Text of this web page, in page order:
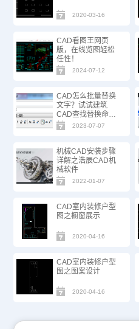
2020-03-16
CAD看图王网页
版，在线览图轻松
任性！
2024-07-12
CAD怎么批量替换
文字？试试建筑
CAD查找替换命
令！
2023-07-07
机械CAD安装步骤
详解之浩辰CAD机
械软件
2022-01-07
CAD室内装修户型
图之橱窗展示
2020-04-16
CAD室内装修户型
图之图案设计
2020-04-16